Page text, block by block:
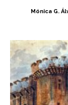
Mónica G.